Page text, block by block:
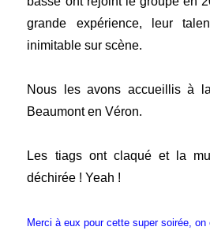
grande expérience, leur
inimitable sur scène.
Nous les avons accueillis à
Beaumont en Véron.
Les tiags ont claqué et la
déchirée ! Yeah !
Merci à eux pour cette super soirée, on